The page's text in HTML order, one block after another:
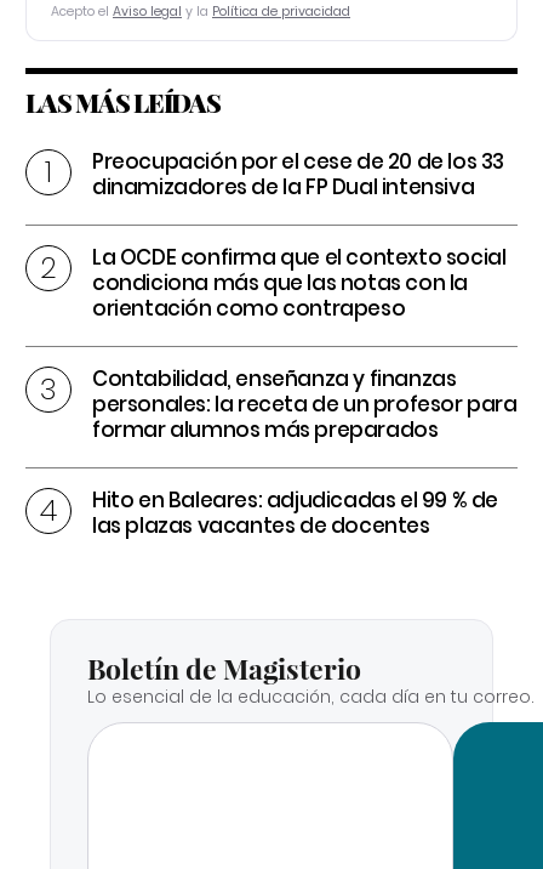
Acepto el Aviso legal y la Política de privacidad
LAS MÁS LEÍDAS
Preocupación por el cese de 20 de los 33
dinamizadores de la FP Dual intensiva
La OCDE confirma que el contexto social
condiciona más que las notas con la
orientación como contrapeso
Contabilidad, enseñanza y finanzas
personales: la receta de un profesor para
formar alumnos más preparados
Hito en Baleares: adjudicadas el 99 % de
las plazas vacantes de docentes
Boletín de Magisterio
Lo esencial de la educación, cada día en tu correo.